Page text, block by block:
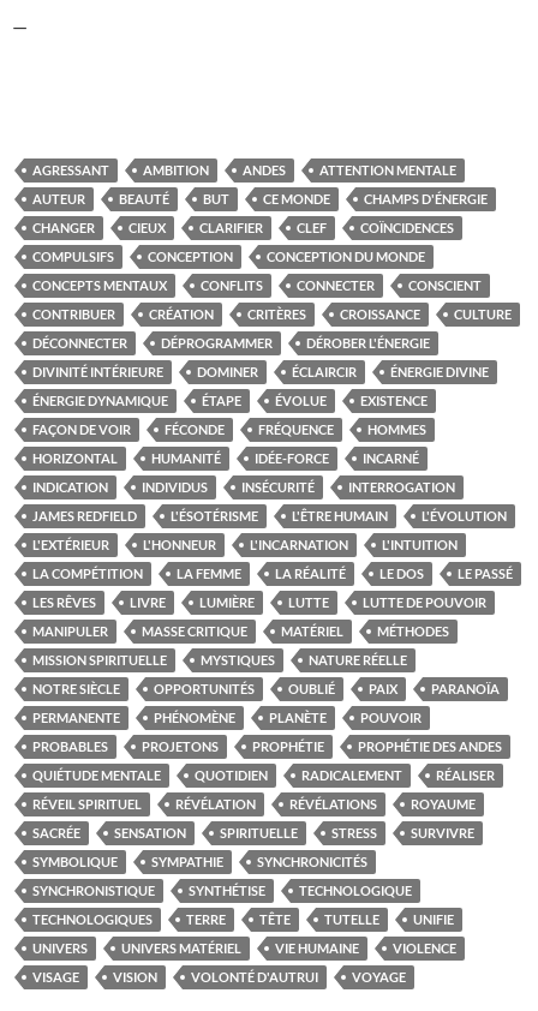
—
AGRESSANT AMBITION ANDES
ATTENTION MENTALE
AUTEUR
BEAUTÉ BUT CE MONDE
CHAMPS D'ÉNERGIE
CHANGER
CIEUX CLARIFIER CLEF
COÏNCIDENCES
COMPULSIFS
CONCEPTION
CONCEPTION DU MONDE
CONCEPTS MENTAUX
CONFLITS CONNECTER
CONSCIENT
CONTRIBUER
CRÉATION CRITÈRES CROISSANCE
CULTURE
DÉCONNECTER
DÉPROGRAMMER
DÉROBER L'ÉNERGIE
DIVINITÉ INTÉRIEURE
DOMINER ÉCLAIRCIR
ÉNERGIE DIVINE
ÉNERGIE DYNAMIQUE
ÉTAPE ÉVOLUE
EXISTENCE
FAÇON DE VOIR
FÉCONDE FRÉQUENCE
HOMMES
HORIZONTAL
HUMANITÉ IDÉE-FORCE
INCARNÉ
INDICATION
INDIVIDUS INSÉCURITÉ
INTERROGATION
JAMES REDFIELD
L'ÉSOTÉRISME L'ÊTRE HUMAIN
L'ÉVOLUTION
L'EXTÉRIEUR
L'HONNEUR L'INCARNATION
L'INTUITION
LA COMPÉTITION
LA FEMME LA RÉALITÉ LE DOS
LE PASSÉ
LES RÊVES
LIVRE LUMIÈRE LUTTE
LUTTE DE POUVOIR
MANIPULER
MASSE CRITIQUE MATÉRIEL
MÉTHODES
MISSION SPIRITUELLE
MYSTIQUES
NATURE RÉELLE
NOTRE SIÈCLE
OPPORTUNITÉS OUBLIÉ PAIX
PARANOÏA
PERMANENTE
PHÉNOMÈNE PLANÈTE
POUVOIR
PROBABLES
PROJETONS PROPHÉTIE
PROPHÉTIE DES ANDES
QUIÉTUDE MENTALE
QUOTIDIEN RADICALEMENT
RÉALISER
RÉVEIL SPIRITUEL
RÉVÉLATION RÉVÉLATIONS
ROYAUME
SACRÉE
SENSATION SPIRITUELLE STRESS
SURVIVRE
SYMBOLIQUE
SYMPATHIE
SYNCHRONICITÉS
SYNCHRONISTIQUE
SYNTHÉTISE
TECHNOLOGIQUE
TECHNOLOGIQUES
TERRE TÊTE TUTELLE
UNIFIE
UNIVERS
UNIVERS MATÉRIEL VIE HUMAINE
VIOLENCE
VISAGE
VISION VOLONTÉ D'AUTRUI VOYAGE